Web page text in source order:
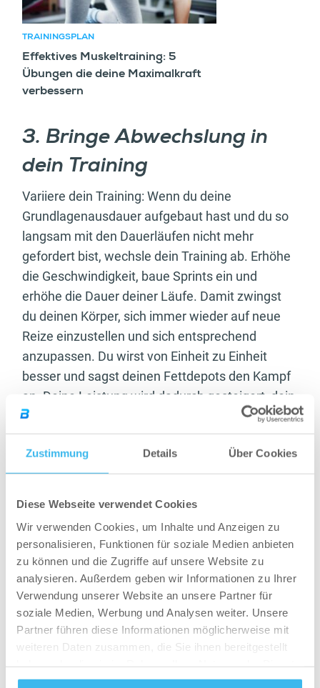
Zustimmung Details Über Cookies
Diese Webseite verwendet Cookies
Wir verwenden Cookies, um Inhalte und Anzeigen zu
personalisieren, Funktionen für soziale Medien anbieten
zu können und die Zugriffe auf unsere Website zu
analysieren. Außerdem geben wir Informationen zu Ihrer
Verwendung unserer Website an unsere Partner für
soziale Medien, Werbung und Analysen weiter. Unsere
Partner führen diese Informationen möglicherweise mit
weiteren Daten zusammen, die Sie ihnen bereitgestellt
gesammelt haben.
TRAININGSPLAN
Effektives Muskeltraining: 5
Übungen die deine Maximalkraft
verbessern
3. Bringe Abwechslung in
dein Training
Variiere dein Training: Wenn du deine
Grundlagenausdauer aufgebaut hast und du so
langsam mit den Dauerläufen nicht mehr
gefordert bist, wechsle dein Training ab. Erhöhe
die Geschwindigkeit, baue Sprints ein und
erhöhe die Dauer deiner Läufe. Damit zwingst
du deinen Körper, sich immer wieder auf neue
Reize einzustellen und sich entsprechend
anzupassen. Du wirst von Einheit zu Einheit
besser und sagst deinen Fettdepots den Kampf
an. Deine Leistung wird dadurch gesteigert, dein
Stoffwechsel angekurbelt
und deine Chance
durch Joggen abzunehmen wird erhöht.
4. Erhöhe deine Intensität
Eine intensive Laufeinheit verbrennt mehr
Kalorien als eine Einheit auf Sparflamme. Baue
deshalb immer mal wieder kurze knackige und
schnelle Laufeinheiten ein, die dich an deine
Grenze bringen. Bei einer intensiven Einheit ist
der prozentuale Anteil des Energieumsatzes
höher als bei Dauerläufen. Zusätzlich ist der
Nachbrenneffekt höher. Die Einheit an sich ist
vielleicht viel anstrengender, aber du profitierst